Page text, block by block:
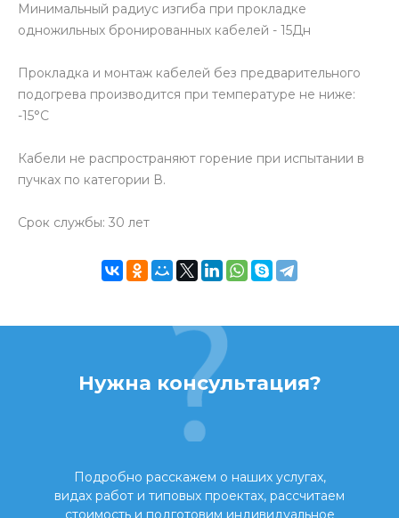
Минимальный радиус изгиба при прокладке
одножильных бронированных кабелей - 15Дн
Прокладка и монтаж кабелей без предварительного
подогрева производится при температуре не ниже:
-15°С
Кабели не распространяют горение при испытании в
пучках по категории В.
Срок службы: 30 лет
Нужна консультация?
Подробно расскажем о наших услугах,
видах работ и типовых проектах, рассчитаем
стоимость и подготовим индивидуальное